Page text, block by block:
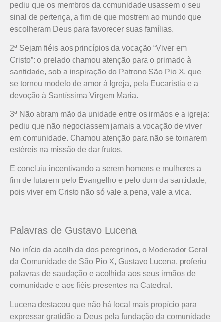
pediu que os membros da comunidade usassem o seu
sinal de pertença, a fim de que mostrem ao mundo que
escolheram Deus para favorecer suas famílias.
2ª Sejam fiéis aos princípios da vocação “Viver em
Cristo”: o prelado chamou atenção para o primado à
santidade, sob a inspiração do Patrono São Pio X, que
se tornou modelo de amor à Igreja, pela Eucaristia e a
devoção à Santíssima Virgem Maria.
3ª Não abram mão da unidade entre os irmãos e a igreja:
pediu que não negociassem jamais a vocação de viver
em comunidade. Chamou atenção para não se tornarem
estéreis na missão de dar frutos.
E concluiu incentivando a serem homens e mulheres a
fim de lutarem pelo Evangelho e pelo dom da santidade,
pois viver em Cristo não só vale a pena, vale a vida.
Palavras de Gustavo Lucena
No início da acolhida dos peregrinos, o Moderador Geral
da Comunidade de São Pio X, Gustavo Lucena, proferiu
palavras de saudação e acolhida aos seus irmãos de
comunidade e aos fiéis presentes na Catedral.
Lucena destacou que não há local mais propício para
expressar gratidão a Deus pela fundação da comunidade